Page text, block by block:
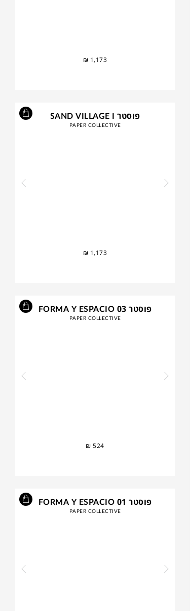
₪ 1,173
פוסטר SAND VILLAGE I
PAPER COLLECTIVE
₪ 1,173
פוסטר FORMA Y ESPACIO 03
PAPER COLLECTIVE
₪ 524
פוסטר FORMA Y ESPACIO 01
PAPER COLLECTIVE